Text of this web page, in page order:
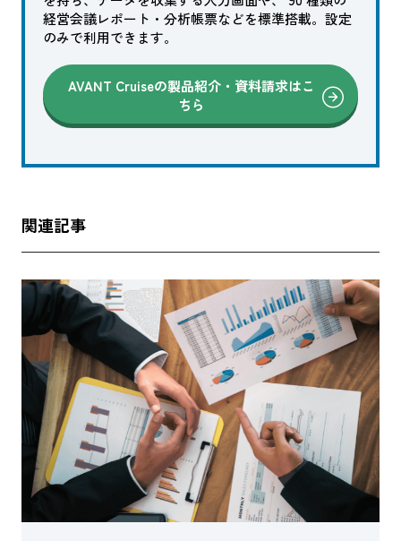
経営会議レポート・分析帳票などを標準搭載。設定
のみで利用できます。
AVANT Cruiseの製品紹介・資料請求はこ
ちら
関連記事